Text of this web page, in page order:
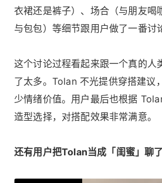
衣裙还是裤子）、场合（与朋友喝
与包包）等细节跟用户做了一番讨
这个讨论过程看起来跟一个真的人
了太多。Tolan 不光提供穿搭建议
少情绪价值。用户最后也根据
造型选择，对搭配效果非常满意。
还有用户把Tolan当成「闺蜜」聊